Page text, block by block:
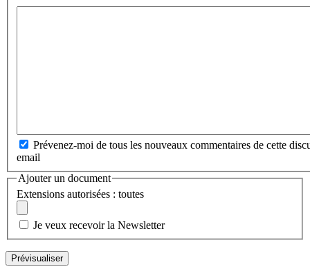
Prévenez-moi de tous les nouveaux commentaires de cette
email
Ajouter un document
Extensions autorisées : toutes
Je veux recevoir la Newsletter